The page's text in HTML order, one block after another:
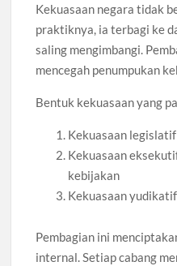
Kekuasaan negara tidak
praktiknya, ia terbagi ke
saling mengimbangi.
mencegah penumpukan
Bentuk kekuasaan yang
Kekuasaan
Kekuasaan
kebijakan
Kekuasaan
Pembagian ini
internal. Setiap cabang